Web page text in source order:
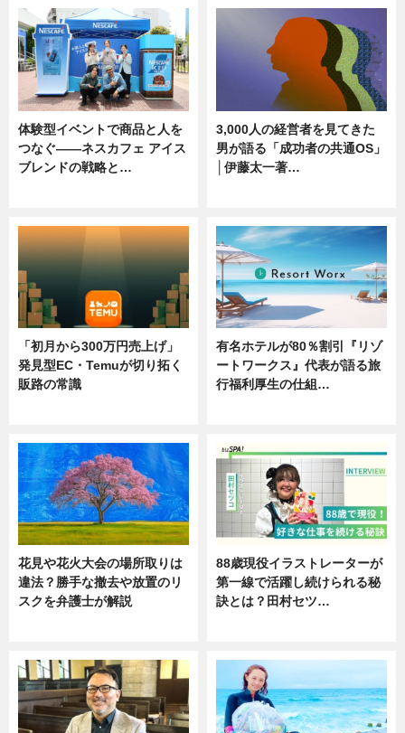
体験型イベントで商品と人を
つなぐ――ネスカフェ アイス
ブレンドの戦略と…
3,000人の経営者を見てきた
男が語る「成功者の共通OS」
│伊藤太一著…
「初月から300万円売上げ」
発見型EC・Temuが切り拓く
販路の常識
有名ホテルが80％割引『リゾ
ートワークス』代表が語る旅
行福利厚生の仕組…
花見や花火大会の場所取りは
違法？勝手な撤去や放置のリ
スクを弁護士が解説
88歳現役イラストレーターが
第一線で活躍し続けられる秘
訣とは？田村セツ…